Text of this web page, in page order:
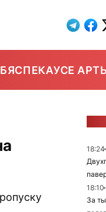
БЯСПЕКАУСЕ
18:24
18:10
За